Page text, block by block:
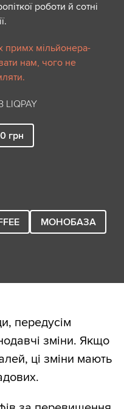
роботи й сотні
примх мільйонера-
нам, чого не
грн
МОНОБАЗА
передусім
зміни. Якщо
ці зміни мають